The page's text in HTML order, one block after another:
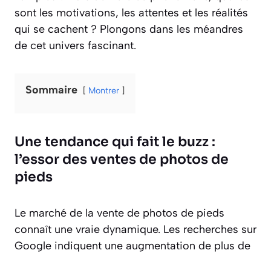
sont les motivations, les attentes et les réalités
qui se cachent ? Plongons dans les méandres
de cet univers fascinant.
Sommaire Montrer
Une tendance qui fait le buzz :
l’essor des ventes de photos de
pieds
Le marché de la vente de photos de pieds
connaît une vraie dynamique. Les recherches sur
Google indiquent une augmentation de plus de